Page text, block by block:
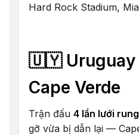
Hard Rock Stadium,
🇺🇾 Uruguay
Cape Verde
Trận đấu 4 lần lưới rung
gỡ vừa bị dẫn lại —